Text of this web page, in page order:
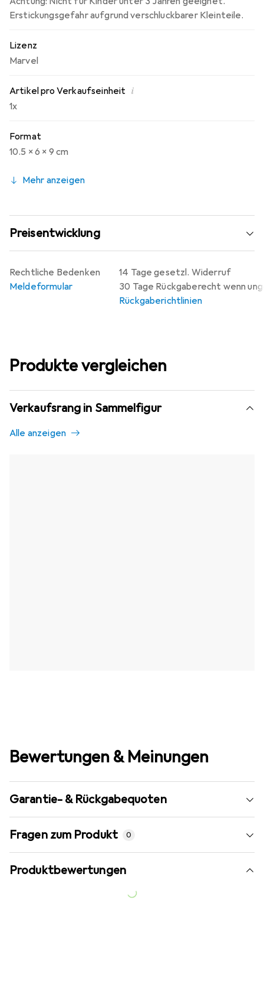
Erstickungsgefahr aufgrund verschluckbarer Kleinteile.
Lizenz
Marvel
Artikel pro Verkaufseinheit i
1x
Format
10.5 x 6 x 9 cm
Mehr anzeigen
Preisentwicklung
14 Tage gesetzl. Widerruf
30 Tage Rückgaberecht wenn
Rückgaberichtlinien
Rechtliche Bedenken
Meldeformular
Produkte vergleichen
Verkaufsrang in Sammelfigur
Alle anzeigen
Bewertungen & Meinungen
Garantie- & Rückgabequoten
Fragen zum Produkt 0
Produktbewertungen